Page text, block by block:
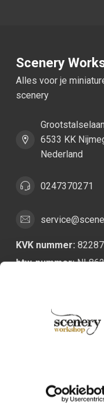
Scenery
Alles voor je
scenery
6533 KK
Nederland
0247370271
KVK nummer:
btw-nummer: